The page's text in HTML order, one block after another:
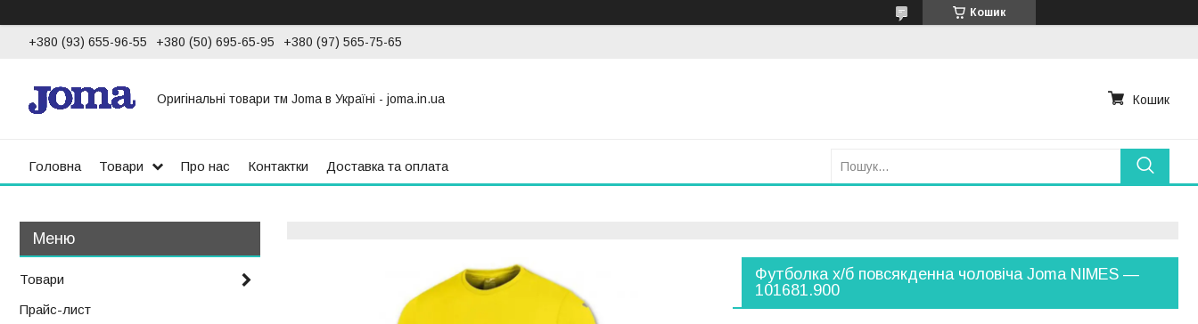
Кошик
+380 (93) 655-96-55 +380 (50) 695-65-95 +380 (97) 565-75-65
Оригінальні товари тм Joma в Україні - joma.in.ua Кошик
Головна Товари Про нас Контактки Доставка та оплата
Футболка х/б повсякденна чоловіча Joma NIMES —
101681.900
Товари
Прайс-лист